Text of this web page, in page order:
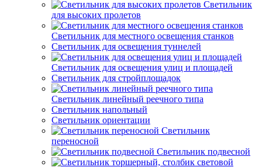
Светильник
для высоких пролетов
Светильник для местного освещения станков
Светильник для освещения туннелей
Светильник для освещения улиц и площадей
Светильник для стройплощадок
Светильник линейный реечного типа
Светильник напольный
Светильник ориентации
Светильник
переносной
Светильник подвесной